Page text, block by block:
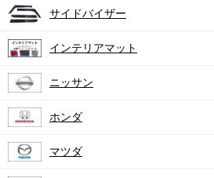
サイドバイザー
インテリアマット
ニッサン
ホンダ
マツダ